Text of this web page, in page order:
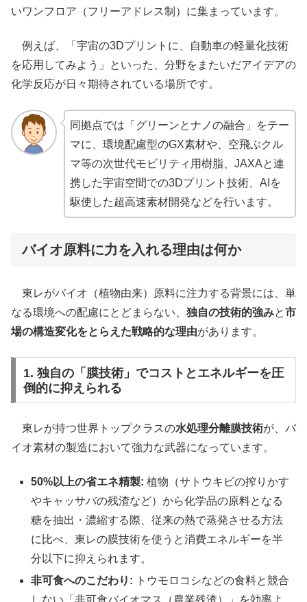
いワンフロア（フリーアドレス制）に集まっています。
例えば、「宇宙の3Dプリントに、自動車の軽量化技術
を応用してみよう」といった、分野をまたいだアイデアの
化学反応が日々期待されている場所です。
同拠点では「グリーンとナノの融合」をテー
マに、環境配慮型のGX素材や、空飛ぶクル
マ等の次世代モビリティ用樹脂、JAXAと連
携した宇宙空間での3Dプリント技術、AIを
駆使した超高速素材開発などを行います。
バイオ原料に力を入れる理由は何か
東レがバイオ（植物由来）原料に注力する背景には、単
なる環境への配慮にとどまらない、 独自の技術的強みと市
場の構造変化をとらえた戦略的な理由があります。
1. 独自の「膜技術」でコストとエネルギーを圧
倒的に抑えられる
東レが持つ世界トップクラスの水処理分離膜技術が、バ
イオ素材の製造において強力な武器になっています。
50%以上の省エネ精製: 植物（サトウキビの搾りかす
やキャッサバの残渣など）から化学品の原料となる
糖を抽出・濃縮する際、従来の熱で蒸発させる方法
に比べ、東レの膜技術を使うと消費エネルギーを半
分以下に抑えられます。
非可食へのこだわり: トウモロコシなどの食料と競合
しない「非可食バイオマス（農業残渣）」を効率よ